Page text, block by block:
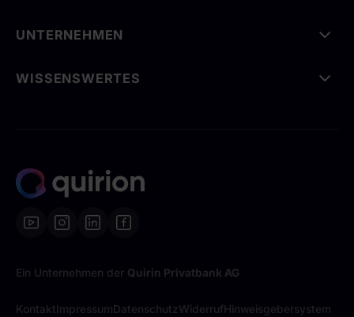
UNTERNEHMEN
WISSENSWERTES
Ein Unternehmen der Quirin Privatbank AG
KontaktImpressumDatenschutzWiderrufHinweisgebersystem